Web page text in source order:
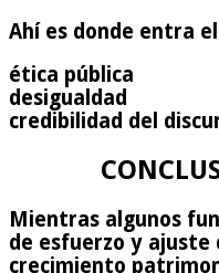
Ahí es donde entra
ética pública
desigualdad
credibilidad del
Mientras algunos
de esfuerzo y ajuste
crecimiento